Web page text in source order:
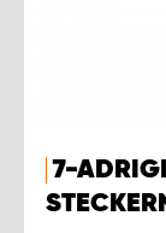
7-